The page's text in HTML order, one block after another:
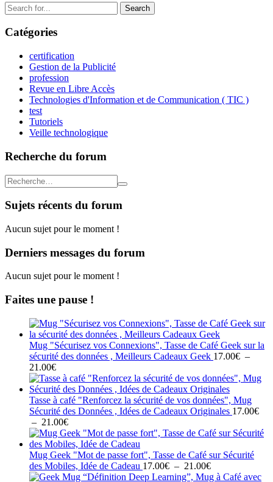
Search
for:
Catégories
certification
Gestion de la Publicité
profession
Revue en Libre Accès
Technologies d'Information et de Communication ( TIC )
test
Tutoriels
Veille technologique
Recherche du forum
Sujets récents du forum
Aucun sujet pour le moment !
Derniers messages du forum
Aucun sujet pour le moment !
Faites une pause !
Mug "Sécurisez vos Connexions", Tasse de Café Geek sur la
sécurité des données , Meilleurs Cadeaux Geek 17.00€ –
21.00€Plage
de
prix :
17.00€
à
21.00€
Tasse à café "Renforcez la sécurité de vos données", Mug
Sécurité des Données , Idées de Cadeaux Originales 17.00€
– 21.00€Plage
de
prix :
17.00€
à
21.00€
Mug Geek "Mot de passe fort", Tasse de Café sur Sécurité
des Mobiles, Idée de Cadeau 17.00€ – 21.00€Plage
de